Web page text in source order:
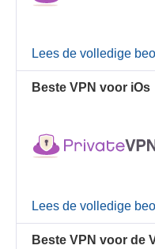
Lees de volledige
Beste VPN voor iOs
Lees de volledige
Beste VPN voor de